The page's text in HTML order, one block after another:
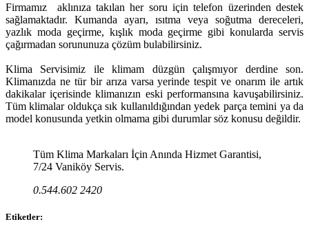
Firmamız aklınıza takılan her soru için telefon üzerinden destek
sağlamaktadır. Kumanda ayarı, ısıtma veya soğutma dereceleri,
yazlık moda geçirme, kışlık moda geçirme gibi konularda servis
çağırmadan sorununuza çözüm bulabilirsiniz.
Klima Servisimiz ile klimam düzgün çalışmıyor derdine son.
Klimanızda ne tür bir arıza varsa yerinde tespit ve onarım ile artık
dakikalar içerisinde klimanızın eski performansına kavuşabilirsiniz.
Tüm klimalar oldukça sık kullanıldığından yedek parça temini ya da
model konusunda yetkin olmama gibi durumlar söz konusu değildir.
Tüm Klima Markaları İçin Anında Hizmet Garantisi,
7/24 Vaniköy Servis.
0.544.602 2420
Etiketler: